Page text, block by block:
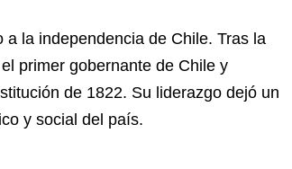
a la independencia de Chile. Tras la
primer gobernante de Chile y
de 1822. Su liderazgo dejó un
y social del país.